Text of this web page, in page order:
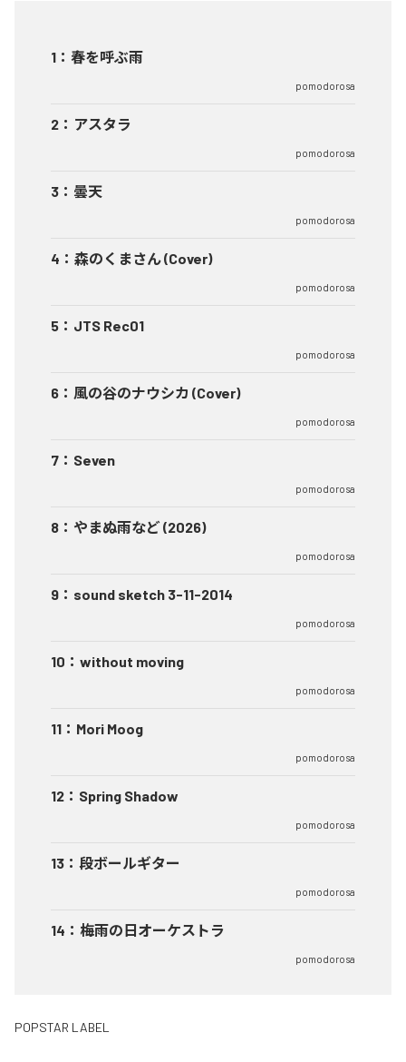
1 ： 春を呼ぶ雨
pomodorosa
2 ： アスタラ
pomodorosa
3 ： 曇天
pomodorosa
4 ： 森のくまさん (Cover)
pomodorosa
5 ： JTS Rec01
pomodorosa
6 ： 風の谷のナウシカ (Cover)
pomodorosa
7 ： Seven
pomodorosa
8 ： やまぬ雨など (2026)
pomodorosa
9 ： sound sketch 3-11-2014
pomodorosa
10 ： without moving
pomodorosa
11 ： Mori Moog
pomodorosa
12 ： Spring Shadow
pomodorosa
13 ： 段ボールギター
pomodorosa
14 ： 梅雨の日オーケストラ
pomodorosa
POPSTAR LABEL